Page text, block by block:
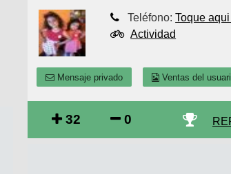
Teléfono:Toque
Actividad
Mensaje privado Ventas del
32 0